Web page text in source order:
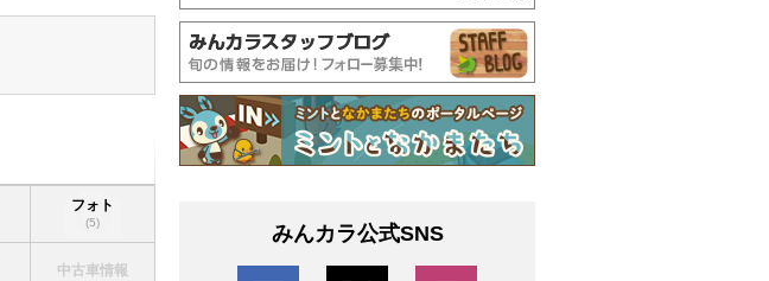
フォト
(5)
中古車情報
みんカラ公式SNS